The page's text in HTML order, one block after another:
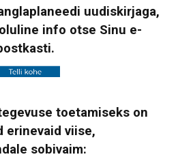
uudiskirjaga,
info otse Sinu e-
toetamiseks on
erinevaid viise,
sobivaim: